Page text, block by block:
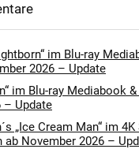
im Blu-ray
2026 – Update
im Blu-ray Mediabook
– Update
„Ice Cream Man“ im
ab November 2026 –